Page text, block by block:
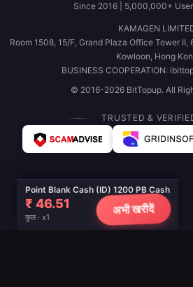
Point Blank Cash (ID) 1200 PB Cash
₹ 46.51
कुल · x1
अभी खरीदें
Since 2016 | 5,000,000+
KAMAGEN
Room 1508, 15/F, Grand Plaza Office Tower
Kowloon, Hong
BUSINESS COOPERATION:
© 2016-2026 BitTopup. All
TRUSTED &